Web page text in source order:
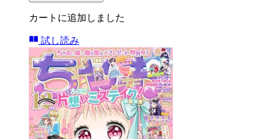
カートに追加しました
試し読み